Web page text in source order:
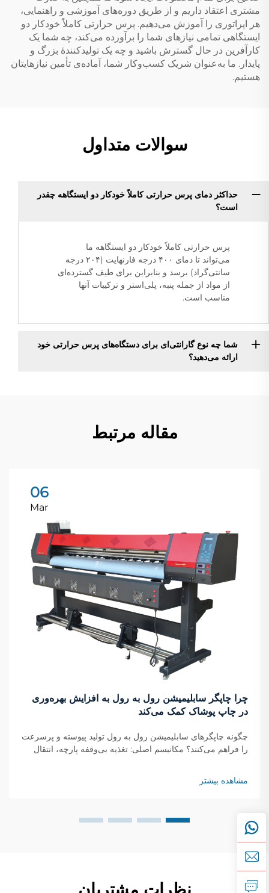
مشتری اعتقاد داریم و از طریق دوره‌های آموزشی و راهنمایی،
هر اپراتوری را آموزش می‌دهیم. پرس حرارتی کاملاً خودکار دو
ایستگاهی تمامی نیازهای شما را برآورده می‌کند، چه شما یک
کارآفرین در حال گسترش باشید و چه یک تولیدکنندهٔ بزرگ و
پایدار. ما به‌عنوان شریک کسب‌وکار شما، آماده‌ی تأمین نیازهایتان
هستیم.
سوالات متداول
حداکثر دمای پرس حرارتی کاملاً خودکار دو ایستگاهه چقدر
است؟
پرس حرارتی کاملاً خودکار دو ایستگاهه ما
می‌تواند تا دمای ۴۰۰ درجه فارنهایت (۲۰۴ درجه
سانتی‌گراد) برسد و بنابراین برای طیف گسترده‌ای
از مواد از جمله پنبه، پلی‌استر و ترکیبات آنها
مناسب است.
شما چه نوع گارانتی‌ای برای دستگاه‌های پرس حرارتی خود
ارائه می‌دهید؟
مقاله مرتبط
06
Mar
چرا چاپگر سابلیمیشن رول به رول به افزایش بهره‌وری
در چاپ پوشاک کمک می‌کند
چگونه چاپگرهای سابلیمیشن رول به رول تولید پیوسته و پرسرعت
را فراهم می‌کنند؟ مکانیسم اصلی: تغذیه بی‌وقفه پارچه، انتقال
رول به رول با استفاده از یک سیستم پیوسته کار می‌کنند که در آن
رول‌های پارچه...
مشاهده بیشتر